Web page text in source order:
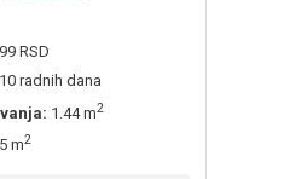
RSD
radnih dana
1.44 m2
m2